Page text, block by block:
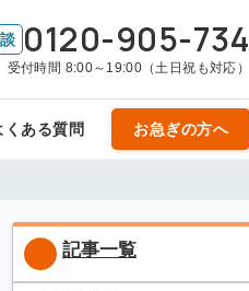
0120-905-734
受付時間 8:00～19:00（土日祝も対応）
くある質問 お急ぎの方へ
記事一覧